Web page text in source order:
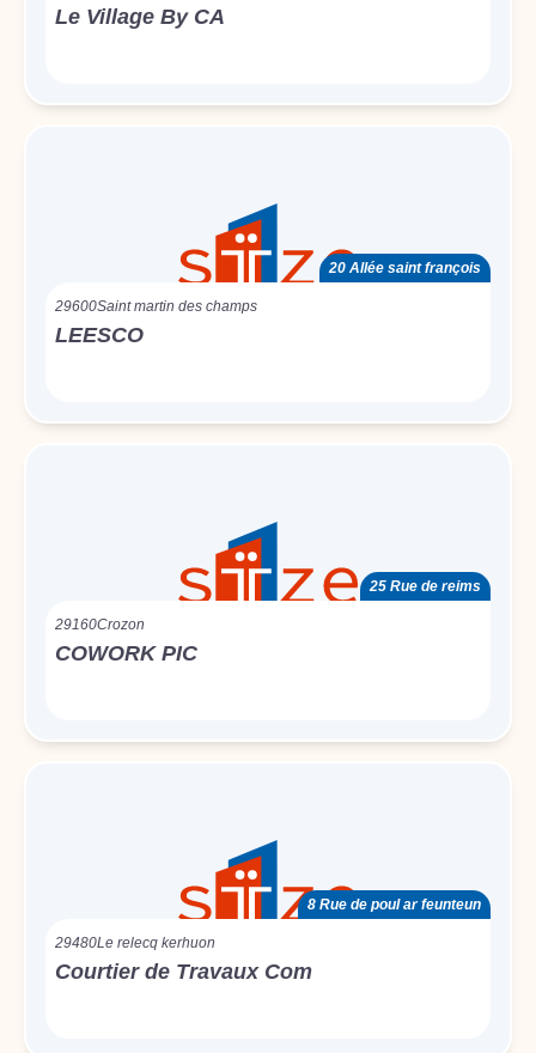
Le Village By CA
20 Allée saint françois
29600Saint martin des champs
LEESCO
25 Rue de reims
29160Crozon
COWORK PIC
8 Rue de poul ar feunteun
29480Le relecq kerhuon
Courtier de Travaux Com